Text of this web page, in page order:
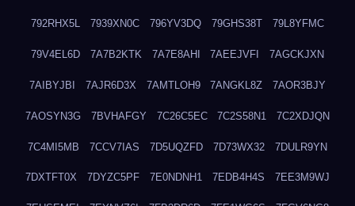
792RHX5L 7939XN0C 796YV3DQ 79GHS38T 79L8YFMC
79V4EL6D 7A7B2KTK 7A7E8AHI 7AEEJVFI 7AGCKJXN
7AIBYJBI 7AJR6D3X 7AMTLOH9 7ANGKL8Z 7AOR3BJY
7AOSYN3G 7BVHAFGY 7C26C5EC 7C2S58N1 7C2XDJQN
7C4MI5MB 7CCV7IAS 7D5UQZFD 7D73WX32 7DULR9YN
7DXTFT0X 7DYZC5PF 7E0NDNH1 7EDB4H4S 7EE3M9WJ